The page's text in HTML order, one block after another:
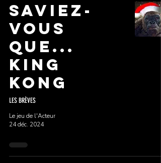
SAVIEZ-
VOUS
QUE...
KING
KONG
LES BRÈVES
Le jeu de l'Acteur
24 déc. 2024